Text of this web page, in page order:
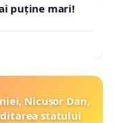
puține mari!
Nicușor Dan,
statului